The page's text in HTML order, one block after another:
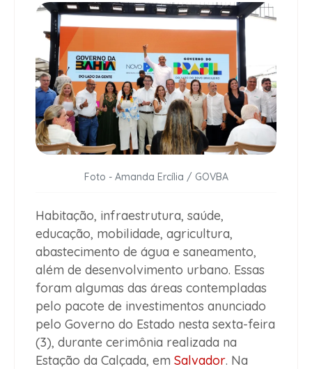
Foto - Amanda Ercília / GOVBA
Habitação, infraestrutura, saúde,
educação, mobilidade, agricultura,
abastecimento de água e saneamento,
além de desenvolvimento urbano. Essas
foram algumas das áreas contempladas
pelo pacote de investimentos anunciado
pelo Governo do Estado nesta sexta-feira
(3), durante cerimônia realizada na
Estação da Calçada, em Salvador. Na